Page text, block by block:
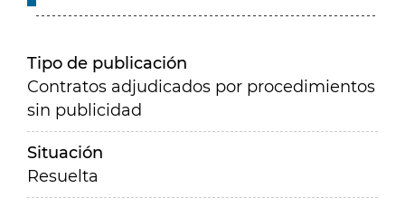
Tipo de publicación
Contratos adjudicados por procedimientos
sin publicidad
Situación
Resuelta